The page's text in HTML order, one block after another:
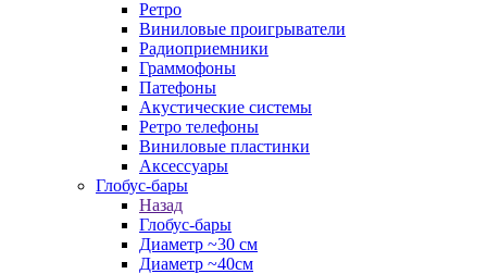
Ретро
Виниловые проигрыватели
Радиоприемники
Граммофоны
Патефоны
Акустические системы
Ретро телефоны
Виниловые пластинки
Аксессуары
Глобус-бары
Назад
Глобус-бары
Диаметр ~30 см
Диаметр ~40см